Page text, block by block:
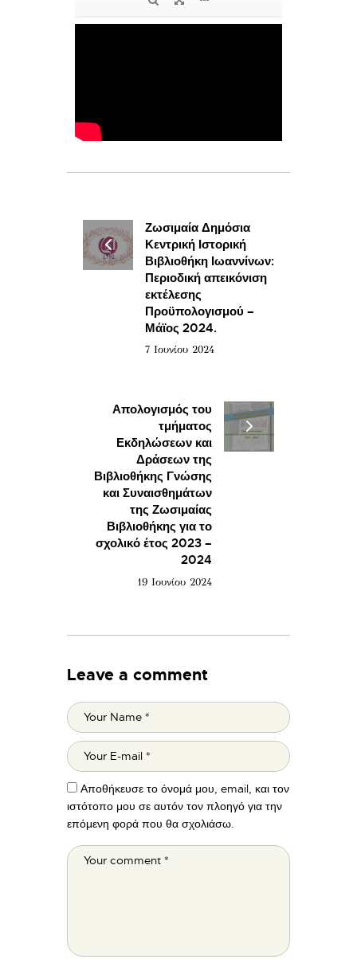
Ζωσιμαία Δημόσια
Κεντρική Ιστορική
Βιβλιοθήκη Ιωαννίνων:
Περιοδική απεικόνιση
εκτέλεσης
Προϋπολογισμού –
Μάϊος 2024.
7 Ιουνίου 2024
Απολογισμός του
τμήματος
Εκδηλώσεων και
Δράσεων της
Βιβλιοθήκης Γνώσης
και Συναισθημάτων
της Ζωσιμαίας
Βιβλιοθήκης για το
σχολικό έτος 2023 –
2024
19 Ιουνίου 2024
Leave a comment
Αποθήκευσε το όνομά μου, email, και τον
ιστότοπο μου σε αυτόν τον πλοηγό για την
επόμενη φορά που θα σχολιάσω.